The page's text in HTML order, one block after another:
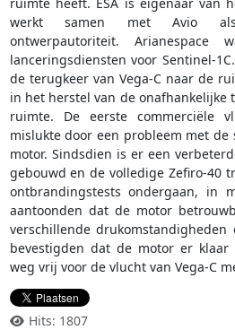
werkt samen met Avio als
ontwerpautoriteit.
lanceringsdiensten voor Sentinel-
de terugkeer van Vega-C naar de
in het herstel van de onafhankelijke
ruimte. De eerste commerciële
mislukte door een probleem met de
motor. Sindsdien is er een
gebouwd en de volledige Zefiro-40
ontbrandingstests ondergaan, in
aantoonden dat de motor
verschillende
bevestigden dat de motor er
weg vrij voor de vlucht van Vega-C
Hits: 1807